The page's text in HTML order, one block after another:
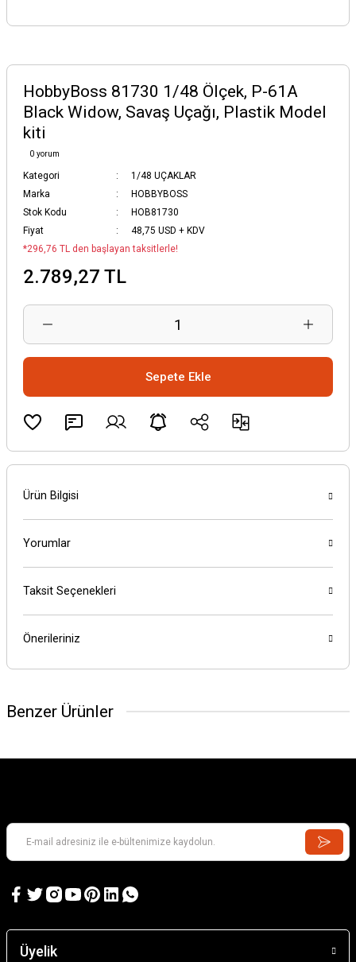
HobbyBoss 81730 1/48 Ölçek, P-61A
Black Widow, Savaş Uçağı, Plastik Model
kiti
0 yorum
Kategori
1/48 UÇAKLAR
Marka
HOBBYBOSS
Stok Kodu
HOB81730
Fiyat
48,75 USD + KDV
*296,76 TL den başlayan taksitlerle!
2.789,27 TL
Sepete Ekle
Ürün Bilgisi
Yorumlar
Taksit Seçenekleri
Önerileriniz
Benzer Ürünler
Üyelik